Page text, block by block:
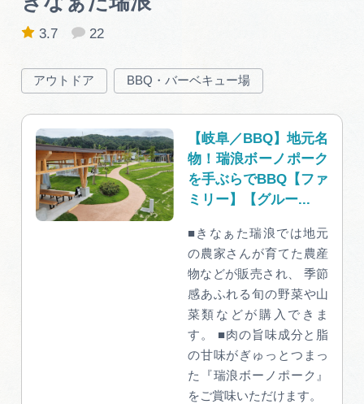
アウトドア BBQ・バーベキュー場
3.7 22
【岐阜／BBQ】地元名
物！瑞浪ボーノポーク
を手ぶらでBBQ【ファ
ミリー】【グルー...
■きなぁた瑞浪では地元
の農家さんが育てた農産
物などが販売され、 季節
感あふれる旬の野菜や山
菜類などが購入できま
す。 ■肉の旨味成分と脂
の甘味がぎゅっとつまっ
た『瑞浪ボーノポーク』
をご賞味いただけます。